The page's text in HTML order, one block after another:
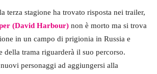
terza stagione ha trovato risposta nei trailer,
(David Harbour) non è morto ma si trova
in un campo di prigionia in Russia e
della trama riguarderà il suo percorso.
personaggi ad aggiungersi alla